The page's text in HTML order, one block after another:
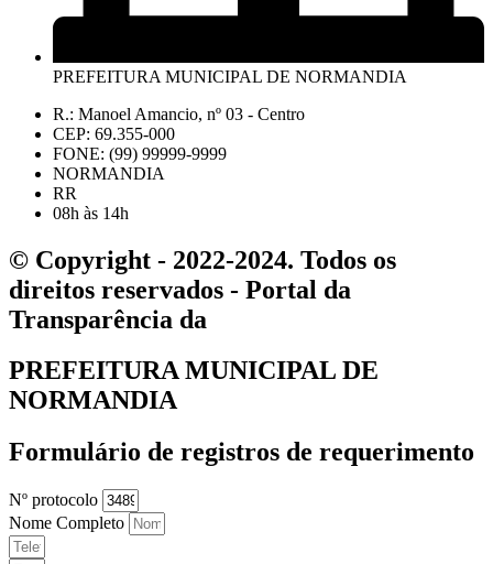
PREFEITURA MUNICIPAL DE NORMANDIA
R.: Manoel Amancio, nº 03 - Centro
CEP: 69.355-000
FONE: (99) 99999-9999
NORMANDIA
RR
08h às 14h
© Copyright - 2022-2024. Todos os
direitos reservados - Portal da
Transparência da
PREFEITURA MUNICIPAL DE
NORMANDIA
Formulário de registros de requerimento
Nº protocolo
Nome Completo